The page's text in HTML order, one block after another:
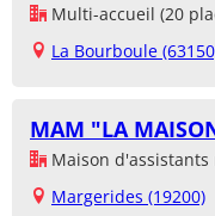
Multi-accueil (20
La Bourboule
MAM "LA
Maison
Margerides (19200)